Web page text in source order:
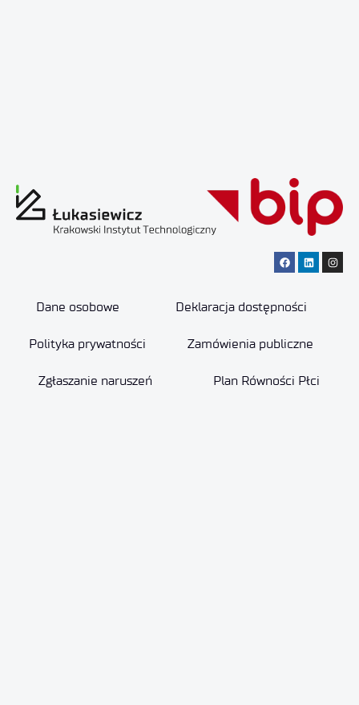
Dane osobowe Deklaracja dostępności
Polityka prywatności Zamówienia publiczne
Zgłaszanie naruszeń Plan Równości Płci